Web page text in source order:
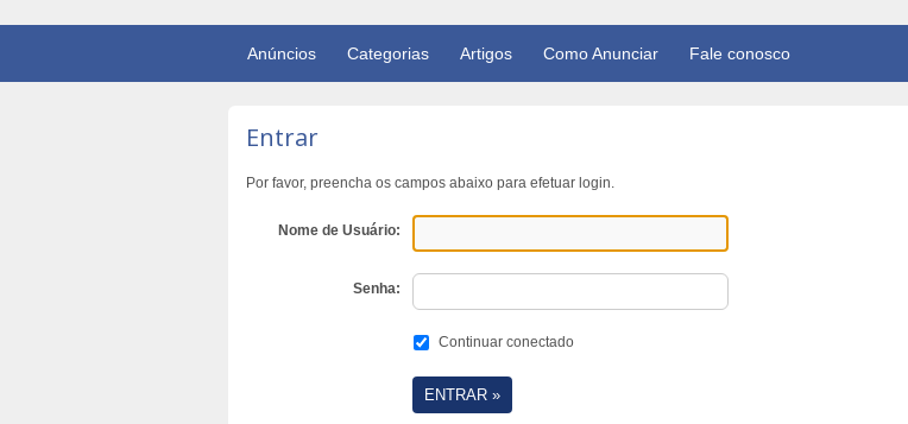
Anúncios Categorias Artigos Como Anunciar Fale conosco
Entrar
Por favor, preencha os campos abaixo para efetuar login.
Nome de Usuário:
Senha:
Continuar conectado